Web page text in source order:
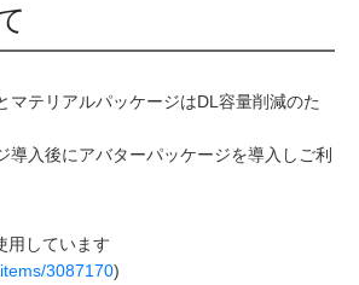
マテリアルパッケージはDL容量削減のた
導入後にアバターパッケージを導入しご利
用しています
3087170)